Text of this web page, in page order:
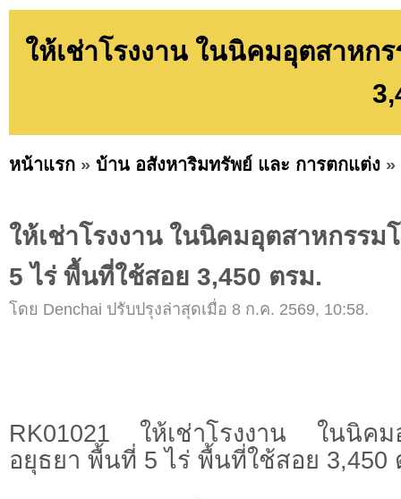
ให้เช่าโรงงาน ในนิคมอุตสาหก
หน้าแรก » บ้าน อสังหาริมทรัพย์ และ การตกแต่ง »
ให้เช่าโรงงาน ในนิคมอุตสาหกรรม
5 ไร่ พื้นที่ใช้สอย 3,450 ตรม.
โดย Denchai ปรับปรุงล่าสุดเมื่อ 8 ก.ค. 2569, 10:58.
RK01021 ให้เช่าโรงงาน ในนิคม
อยุธยา พื้นที่ 5 ไร่ พื้นที่ใช้สอย 3,450